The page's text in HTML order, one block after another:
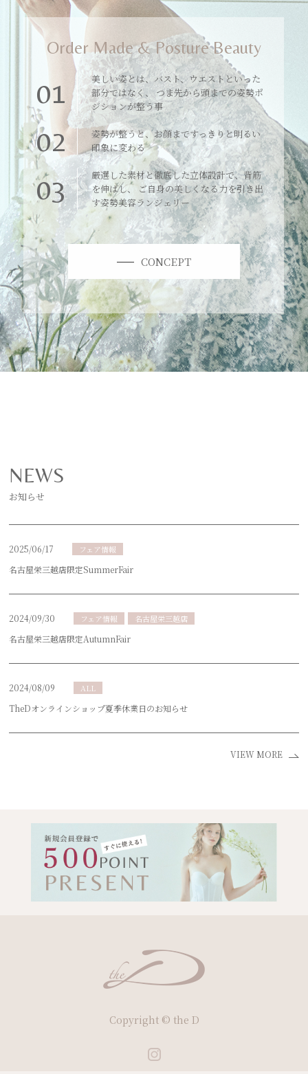
Order Made & Posture Beauty
01
美しい姿とは、バスト、ウエストといった
部分ではなく、 つま先から頭までの姿勢ポ
ジションが整う事
02
姿勢が整うと、お顔まですっきりと明るい
印象に変わる
03
厳選した素材と徹底した立体設計で、背筋
を伸ばし、 ご自身の美しくなる力を引き出
す姿勢美容ランジェリー
CONCEPT
NEWS
お知らせ
2025/06/17 フェア情報
名古屋栄三越店限定SummerFair
2024/09/30 フェア情報 名古屋栄三越店
名古屋栄三越店限定AutumnFair
2024/08/09 ALL
TheDオンラインショップ夏季休業日のお知らせ
VIEW MORE
Copyright © the D